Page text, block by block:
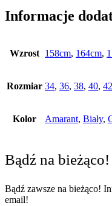
Informacje
Wzrost 158cm, 164cm,
Rozmiar 34, 36, 38, 40, 42
Kolor Amarant, Biały,
Bądź na bieżąco!
Bądź zawsze na bieżąco!
email!